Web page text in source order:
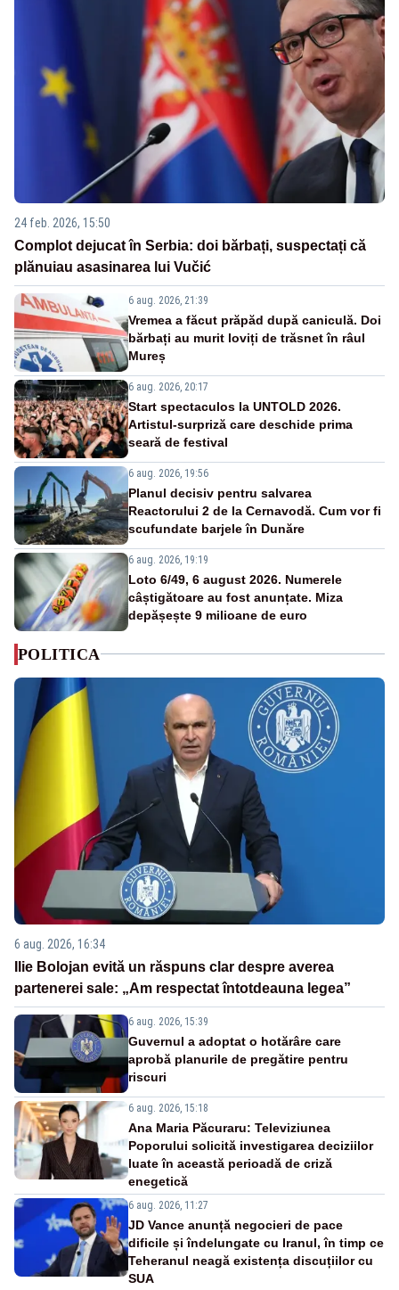
24 feb. 2026, 15:50
Complot dejucat în Serbia: doi bărbați, suspectați că
plănuiau asasinarea lui Vučić
6 aug. 2026, 21:39
Vremea a făcut prăpăd după caniculă. Doi
bărbați au murit loviți de trăsnet în râul
Mureș
6 aug. 2026, 20:17
Start spectaculos la UNTOLD 2026.
Artistul-surpriză care deschide prima
seară de festival
6 aug. 2026, 19:56
Planul decisiv pentru salvarea
Reactorului 2 de la Cernavodă. Cum vor fi
scufundate barjele în Dunăre
6 aug. 2026, 19:19
Loto 6/49, 6 august 2026. Numerele
câștigătoare au fost anunțate. Miza
depășește 9 milioane de euro
POLITICA
6 aug. 2026, 16:34
Ilie Bolojan evită un răspuns clar despre averea
partenerei sale: „Am respectat întotdeauna legea”
6 aug. 2026, 15:39
Guvernul a adoptat o hotărâre care
aprobă planurile de pregătire pentru
riscuri
6 aug. 2026, 15:18
Ana Maria Păcuraru: Televiziunea
Poporului solicită investigarea deciziilor
luate în această perioadă de criză
enegetică
6 aug. 2026, 11:27
JD Vance anunță negocieri de pace
dificile și îndelungate cu Iranul, în timp ce
Teheranul neagă existența discuțiilor cu
SUA